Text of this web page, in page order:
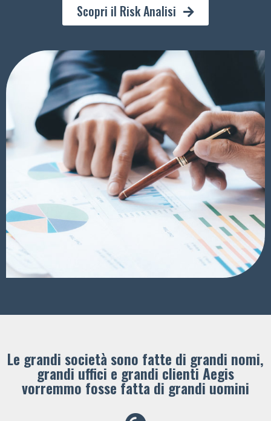
Scopri il Risk Analisi
Le grandi società sono fatte di grandi nomi,
grandi uffici e grandi clienti ​Aegis
vorremmo fosse fatta di grandi uomini